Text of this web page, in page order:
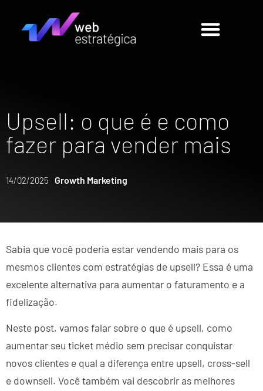
Upsell: o que é e como
fazer para vender mais
14/02/2025 Growth Marketing
Sabia que você poderia estar vendendo mais para os
mesmos clientes com estratégias de upsell? Essa é uma
excelente alternativa para aumentar o faturamento e a
fidelização.
Neste post, vamos falar sobre o que é upsell, como
aumentar seu ticket médio sem precisar conquistar
novos clientes e qual a diferença entre upsell, cross-sell
e downsell. Você também vai descobrir as melhores